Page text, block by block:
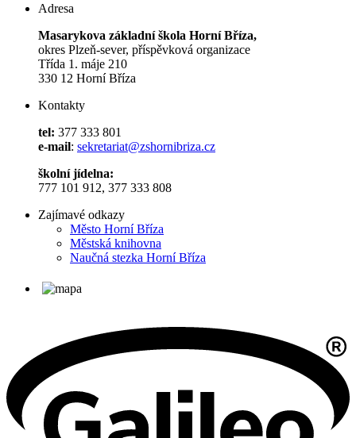
Adresa
Masarykova základní škola Horní Bříza,
okres Plzeň-sever, příspěvková organizace
Třída 1. máje 210
330 12 Horní Bříza
Kontakty
tel: 377 333 801
e-mail: sekretariat@zshornibriza.cz
školní jídelna:
777 101 912, 377 333 808
Zajímavé odkazy
Město Horní Bříza
Městská knihovna
Naučná stezka Horní Bříza